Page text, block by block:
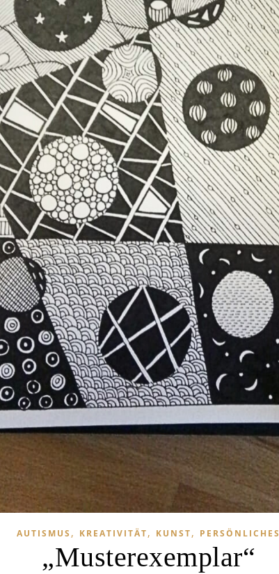
AUTISMUS , KREATIVITÄT, KUNST, PERSÖNLICHES
„Musterexemplar“